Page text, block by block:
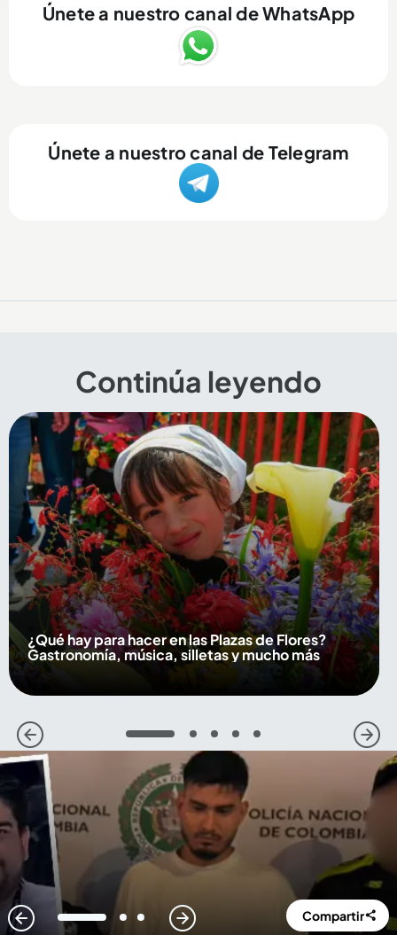
Únete a nuestro canal de WhatsApp
Únete a nuestro canal de Telegram
Continúa leyendo
¿Qué hay para hacer en las Plazas de Flores?
Gastronomía, música, silletas y mucho más
1 2 3 4 5
1 2 3 Compartir